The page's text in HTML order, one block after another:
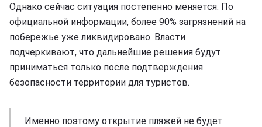
Однако сейчас ситуация постепенно меняется. По
официальной информации, более 90% загрязнений на
побережье уже ликвидировано. Власти
подчеркивают, что дальнейшие решения будут
приниматься только после подтверждения
безопасности территории для туристов.
Именно поэтому открытие пляжей не будет